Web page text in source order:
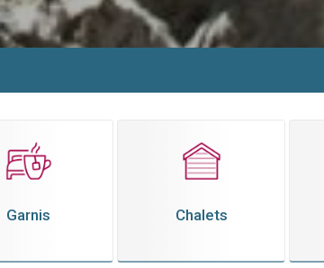
Garnis Chalets